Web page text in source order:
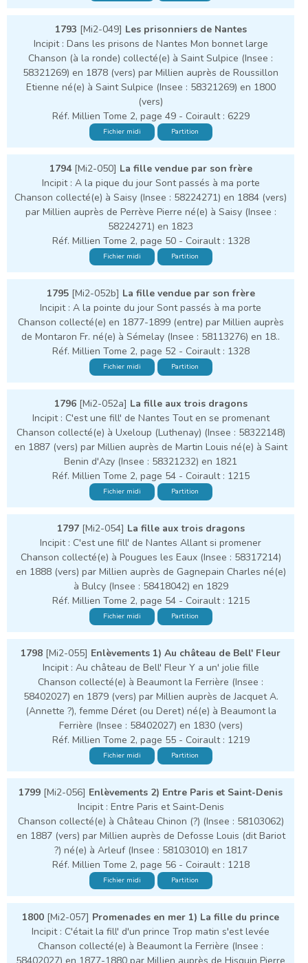
1793 [Mi2-049] Les prisonniers de Nantes
Incipit : Dans les prisons de Nantes Mon bonnet large
Chanson (à la ronde) collecté(e) à Saint Sulpice (Insee :
58321269) en 1878 (vers) par Millien auprès de Roussillon
Etienne né(e) à Saint Sulpice (Insee : 58321269) en 1800
(vers)
Réf. Millien Tome 2, page 49 - Coirault : 6229
Fichier midi Partition
1794[Mi2-050] La fille vendue par son frère
Incipit : A la pique du jour Sont passés à ma porte
Chanson collecté(e) à Saisy (Insee : 58224271) en 1884 (vers)
par Millien auprès de Perrève Pierre né(e) à Saisy (Insee :
58224271) en 1823
Réf. Millien Tome 2, page 50 - Coirault : 1328
Fichier midi Partition
1795[Mi2-052b] La fille vendue par son frère
Incipit : A la pointe du jour Sont passés à ma porte
Chanson collecté(e) en 1877-1899 (entre) par Millien auprès
de Montaron Fr. né(e) à Sémelay (Insee : 58113276) en 18..
Réf. Millien Tome 2, page 52 - Coirault : 1328
Fichier midi Partition
1796[Mi2-052a] La fille aux trois dragons
Incipit : C'est une fill' de Nantes Tout en se promenant
Chanson collecté(e) à Uxeloup (Luthenay) (Insee : 58322148)
en 1887 (vers) par Millien auprès de Martin Louis né(e) à Saint
Benin d'Azy (Insee : 58321232) en 1821
Réf. Millien Tome 2, page 54 - Coirault : 1215
Fichier midi Partition
1797[Mi2-054] La fille aux trois dragons
Incipit : C'est une fill' de Nantes Allant si promener
Chanson collecté(e) à Pougues les Eaux (Insee : 58317214)
en 1888 (vers) par Millien auprès de Gagnepain Charles né(e)
à Bulcy (Insee : 58418042) en 1829
Réf. Millien Tome 2, page 54 - Coirault : 1215
Fichier midi Partition
1798 [Mi2-055] Enlèvements 1) Au château de Bell' Fleur
Incipit : Au château de Bell' Fleur Y a un' jolie fille
Chanson collecté(e) à Beaumont la Ferrière (Insee :
58402027) en 1879 (vers) par Millien auprès de Jacquet A.
(Annette ?), femme Déret (ou Deret) né(e) à Beaumont la
Ferrière (Insee : 58402027) en 1830 (vers)
Réf. Millien Tome 2, page 55 - Coirault : 1219
Fichier midi Partition
1799 [Mi2-056] Enlèvements 2) Entre Paris et Saint-Denis
Incipit : Entre Paris et Saint-Denis
Chanson collecté(e) à Château Chinon (?) (Insee : 58103062)
en 1887 (vers) par Millien auprès de Defosse Louis (dit Bariot
?) né(e) à Arleuf (Insee : 58103010) en 1817
Réf. Millien Tome 2, page 56 - Coirault : 1218
Fichier midi Partition
1800 [Mi2-057] Promenades en mer 1) La fille du prince
Incipit : C'était la fill' d'un prince Trop matin s'est levée
Chanson collecté(e) à Beaumont la Ferrière (Insee :
58402027) en 1877-1880 par Millien auprès de Hisquin Pierre